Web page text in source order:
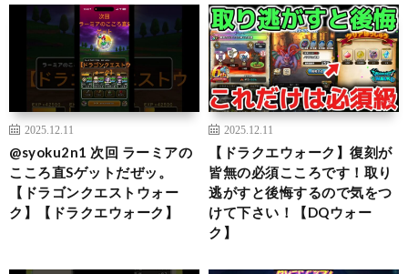
2025.12.11
@syoku2n1 次回 ラーミアの
こころ直Sゲットだぜッ。
【ドラゴンクエストウォー
ク】【ドラクエウォーク】
2025.12.11
【ドラクエウォーク】復刻が
皆無の必須こころです！取り
逃がすと後悔するので気をつ
けて下さい！【DQウォー
ク】